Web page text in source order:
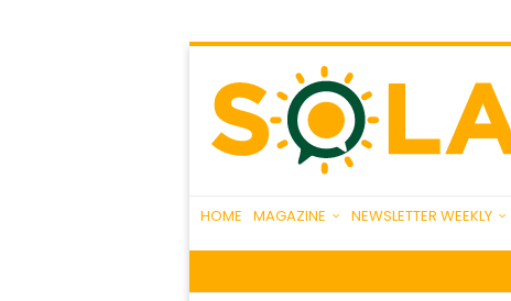
HOME MAGAZINE NEWSLETTER WEEKLY